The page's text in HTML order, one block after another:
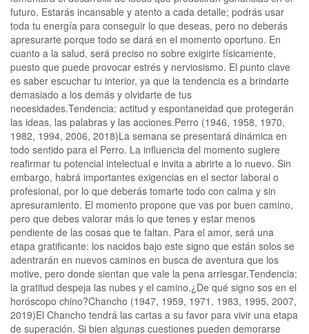
futuro. Estarás incansable y atento a cada detalle; podrás usar
toda tu energía para conseguir lo que deseas, pero no deberás
apresurarte porque todo se dará en el momento oportuno. En
cuanto a la salud, será preciso no sobre exigirte físicamente,
puesto que puede provocar estrés y nerviosismo. El punto clave
es saber escuchar tu interior, ya que la tendencia es a brindarte
demasiado a los demás y olvidarte de tus
necesidades.Tendencia: actitud y espontaneidad que protegerán
las ideas, las palabras y las acciones.Perro (1946, 1958, 1970,
1982, 1994, 2006, 2018)La semana se presentará dinámica en
todo sentido para el Perro. La influencia del momento sugiere
reafirmar tu potencial intelectual e invita a abrirte a lo nuevo. Sin
embargo, habrá importantes exigencias en el sector laboral o
profesional, por lo que deberás tomarte todo con calma y sin
apresuramiento. El momento propone que vas por buen camino,
pero que debes valorar más lo que tenes y estar menos
pendiente de las cosas que te faltan. Para el amor, será una
etapa gratificante: los nacidos bajo este signo que están solos se
adentrarán en nuevos caminos en busca de aventura que los
motive, pero donde sientan que vale la pena arriesgar.Tendencia:
la gratitud despeja las nubes y el camino.¿De qué signo sos en el
horóscopo chino?Chancho (1947, 1959, 1971, 1983, 1995, 2007,
2019)El Chancho tendrá las cartas a su favor para vivir una etapa
de superación. Si bien algunas cuestiones pueden demorarse